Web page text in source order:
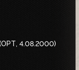
4.08.2000)